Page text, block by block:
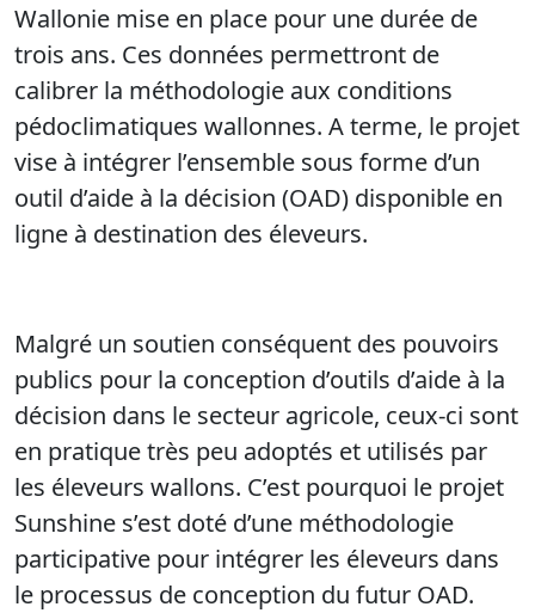
Wallonie mise en place pour une durée de
trois ans. Ces données permettront de
calibrer la méthodologie aux conditions
pédoclimatiques wallonnes. A terme, le projet
vise à intégrer l’ensemble sous forme d’un
outil d’aide à la décision (OAD) disponible en
ligne à destination des éleveurs.
Malgré un soutien conséquent des pouvoirs
publics pour la conception d’outils d’aide à la
décision dans le secteur agricole, ceux-ci sont
en pratique très peu adoptés et utilisés par
les éleveurs wallons. C’est pourquoi le projet
Sunshine s’est doté d’une méthodologie
participative pour intégrer les éleveurs dans
le processus de conception du futur OAD.